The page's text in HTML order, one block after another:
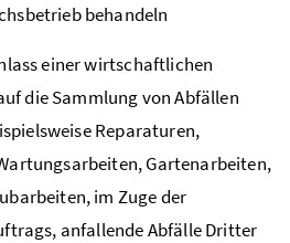
behandeln
einer wirtschaftlichen
die Sammlung von Abfällen
Reparaturen,
Gartenarbeiten,
im Zuge der
anfallende Abfälle Dritter